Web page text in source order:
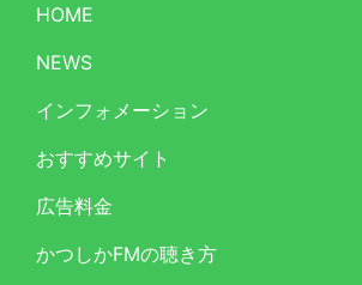
HOME
NEWS
インフォメーション
おすすめサイト
広告料金
かつしかFMの聴き方